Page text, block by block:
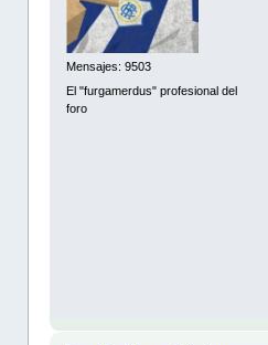
Mensajes: 9503
El "furgamerdus" profesional del
foro